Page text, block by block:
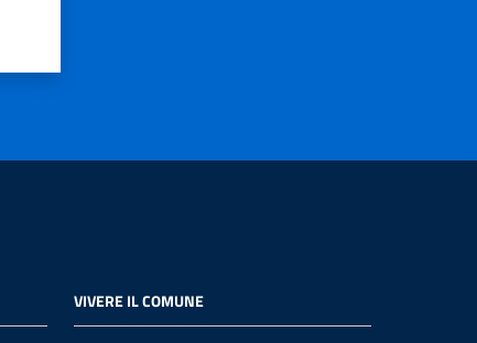
VIVERE IL COMUNE